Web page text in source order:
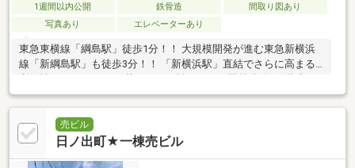
1週間以内公開 鉄骨造
間取り図あり
写真あり
エレベーターあり
東急東横線「綱島駅」徒歩1分！！ 大規模開発が進む東急新横浜
線「新綱島駅」も徒歩3分！！ 「新横浜駅」直結でさらに高まる
棟収益ビル！！
売ビル
日ノ出町★一棟売ビル